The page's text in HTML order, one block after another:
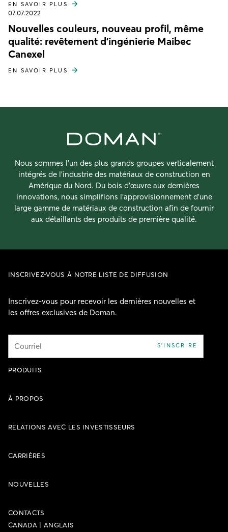
EN SAVOIR PLUS
07.07.2022
Nouvelles couleurs, nouveau profil, même
qualité: revêtement d'ingénierie Maibec
Canexel
EN SAVOIR PLUS
Nous sommes l’un des plus grands groupes verticalement
intégrés de l’industrie des matériaux de construction en
Amérique du Nord. Du bois d’œuvre aux dernières
innovations, nous simplifions l’approvisionnement d’une
large gamme de matériaux de construction afin de fournir
aux détaillants des produits de première qualité.
PRODUITS
À PROPOS
RELATIONS AVEC LES INVESTISSEURS
CARRIÈRES
NOUVELLES
CONTACTS
INSCRIVEZ-VOUS À NOTRE LISTE DE DIFFUSION
Inscrivez-vous pour recevoir les dernières nouvelles et
les offres exclusives de Doman.
Courriel S'INSCRIRE
CANADA | ANGLAIS